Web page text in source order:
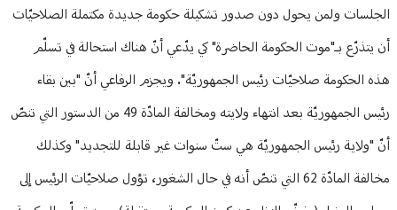
الجلسات ولمن يحول دون صدور تشكيلة حكومة جديدة مكتملة الصلاحيّات
أن يتذرّع بـ"موت الحكومة الحاضرة" كي يدّعي أنّ هناك استحالة في تسلّم
هذه الحكومة صلاحيّات رئيس الجمهوريّة". ويجزم الرفاعي أنّ "بين بقاء
رئيس الجمهوريّة بعد انتهاء ولايته ومخالفة المادّة 49 من الدستور التي تنصّ
أنّ "ولاية رئيس الجمهوريّة هي ستّ سنوات غير قابلة للتجديد" وكذلك
مخالفة المادّة 62 التي تنصّ أنه في حال الشغور، تؤول صلاحيّات الرئيس إلى